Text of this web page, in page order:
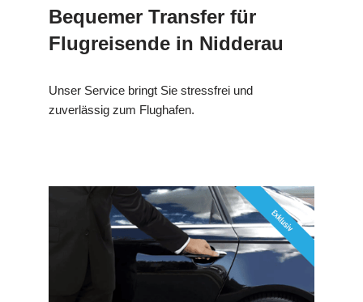
Bequemer Transfer für
Flugreisende in Nidderau
Unser Service bringt Sie stressfrei und
zuverlässig zum Flughafen.